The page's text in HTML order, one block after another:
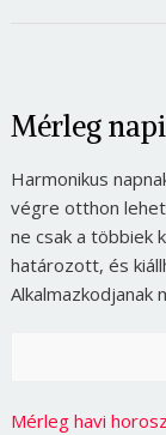
Mérleg
Harmonikus
végre otthon
ne csak a többiek
határozott, és
Alkalmazkodjanak
Mérleg havi